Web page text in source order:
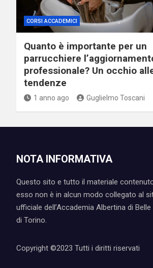
CORSI ACCADEMICI
Quanto è importante per un
parrucchiere
professionale? Un occhio
tendenze
1 anno ago Guglielmo Toscani
NOTA INFORMATIVA
Questo sito e tutto il materiale
esso non è in alcun modo collegato al
ufficiale dell’Accademia Albertina di Belle
di Torino.
Copyright ©2023 Tutti i diritti riservati